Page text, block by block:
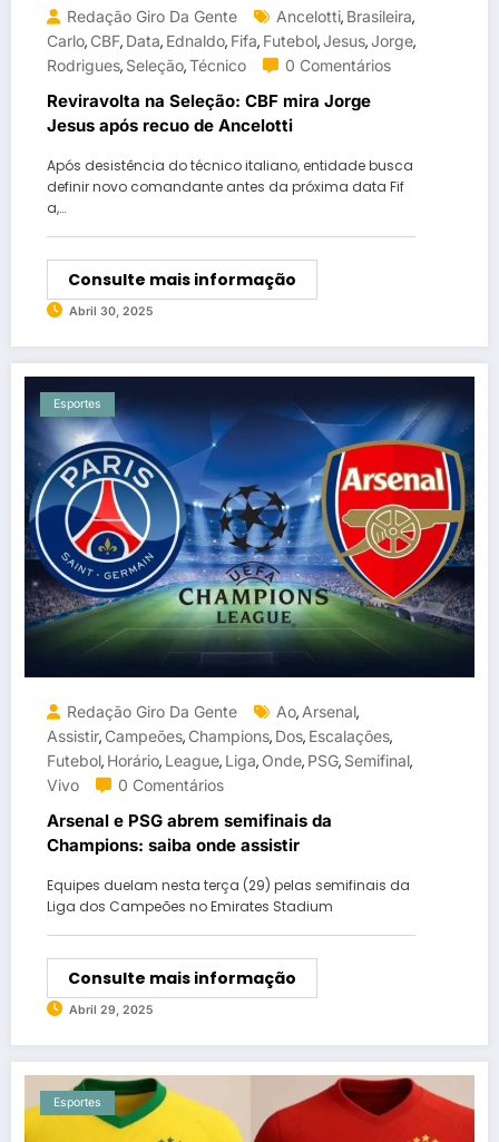
Redação Giro Da Gente Ancelotti, Brasileira,
Carlo, CBF, Data, Ednaldo, Fifa, Futebol,Jesus,Jorge,
Rodrigues, Seleção,Técnico 0 Comentários
Reviravolta na Seleção: CBF mira Jorge
Jesus após recuo de Ancelotti
Após desistência do técnico italiano, entidade busca
definir novo comandante antes da próxima data Fif
a,…
Consulte mais informação
Abril 30, 2025
Esportes
Redação Giro Da Gente Ao, Arsenal,
Assistir, Campeões, Champions, Dos, Escalações,
Futebol, Horário, League, Liga, Onde, PSG, Semifinal,
Vivo
0 Comentários
Arsenal e PSG abrem semifinais da
Champions: saiba onde assistir
Equipes duelam nesta terça (29) pelas semifinais da
Liga dos Campeões no Emirates Stadium
Consulte mais informação
Abril 29, 2025
Esportes